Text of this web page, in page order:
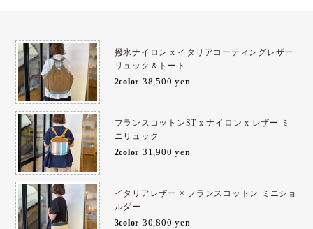
撥水ナイロン x イタリアコーティングレザー
リュック＆トート
2color 38,500 yen
フランスコットンST x ナイロン x レザー ミ
ニリュック
2color 31,900 yen
イタリアレザー × フランスコットン ミニショ
ルダー
3color 30,800 yen